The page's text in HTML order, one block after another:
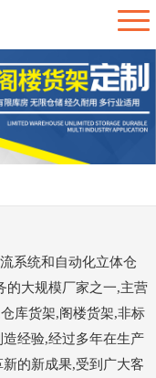
系统和自动化立体仓
的大规模厂家之一,主营
库货架,阁楼货架,非标
经验,经过多年在生产
的新成果,受到广大客